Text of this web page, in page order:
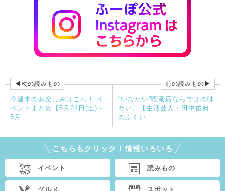
◀次の読みもの
今週末のお楽しみはこれ！ イ
ベントまとめ【5月21日(土)～
5月...
前の読みもの▶
“いなたい”喫茶店ならではの味
わい。【生活芸人・田中佑典
のふくい...
こちらもクリック！情報いろいろ
イベント 読みもの